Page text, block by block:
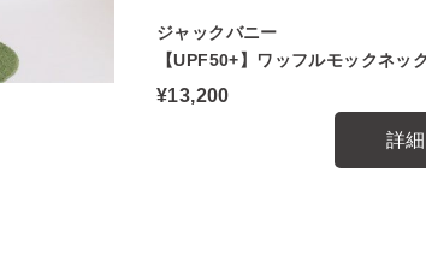
ジャックバニー
【UPF50+】ワッフルモックネッ
¥13,200
詳